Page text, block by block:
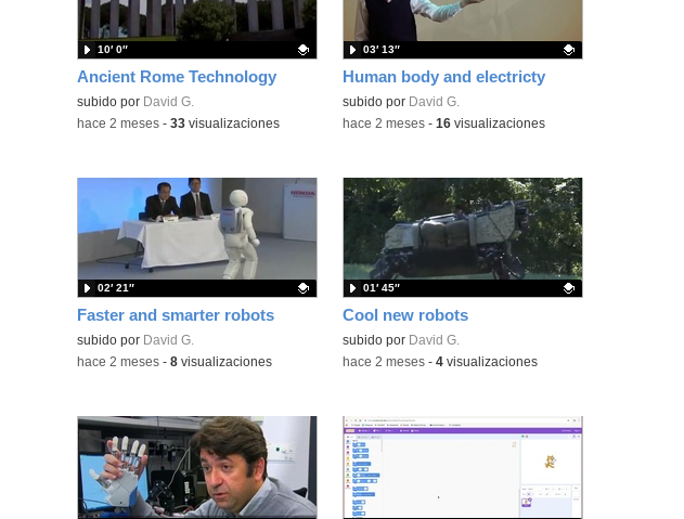
Ancient Rome Technology
Contenido educativo.
subido por David G.
10′ 0″
-hace 2 meses- 33visualizaciones
Human body and electricty
Contenido educativo.
subido por David G.
03′ 13″
-hace 2 meses- 16visualizaciones
Faster and smarter robots
Contenido educativo.
subido por David G.
02′ 21″
-hace 2 meses- 8visualizaciones
Cool new robots
Contenido educativo.
subido por David G.
01′ 45″
-hace 2 meses- 4visualizaciones